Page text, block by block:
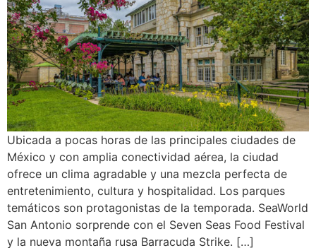
Ubicada a pocas horas de las principales ciudades de
México y con amplia conectividad aérea, la ciudad
ofrece un clima agradable y una mezcla perfecta de
entretenimiento, cultura y hospitalidad. Los parques
temáticos son protagonistas de la temporada. SeaWorld
San Antonio sorprende con el Seven Seas Food Festival
y la nueva montaña rusa Barracuda Strike. […]